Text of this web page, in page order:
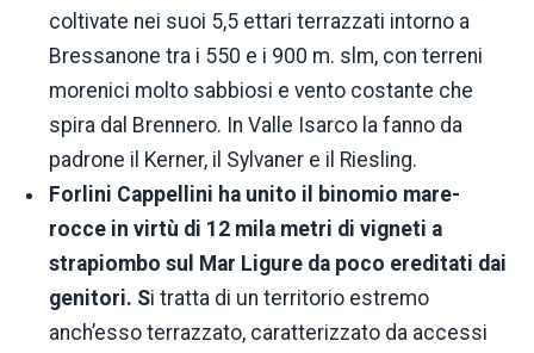
coltivate nei suoi 5,5 ettari terrazzati intorno a
Bressanone tra i 550 e i 900 m. slm, con terreni
morenici molto sabbiosi e vento costante che
spira dal Brennero. In Valle Isarco la fanno da
padrone il Kerner, il Sylvaner e il Riesling.
Forlini Cappellini ha unito il binomio mare-
rocce in virtù di 12 mila metri di vigneti a
strapiombo sul Mar Ligure da poco ereditati dai
genitori. Si tratta di un territorio estremo
anch’esso terrazzato, caratterizzato da accessi